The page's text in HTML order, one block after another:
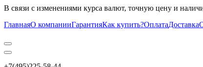
В связи с изменениями курса валют, точную цену и
ГлавнаяО компанииГарантияКак купить?ОплатаДоставка